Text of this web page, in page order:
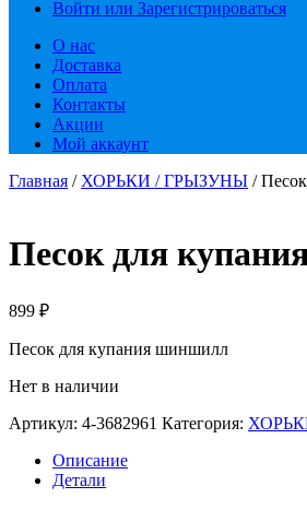
Войти или Зарегистрироваться
О нас
Доставка
Оплата
Контакты
Акции
Мой аккаунт
Главная / ХОРЬКИ / ГРЫЗУНЫ /
Песок для
899 ₽
Песок для купания шиншилл
Нет в наличии
Артикул: 4-3682961 Категория:
Описание
Детали